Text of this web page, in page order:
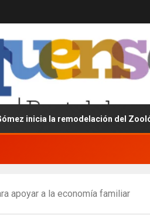
la remodelación del Zoológico
apoyar a la economía familiar